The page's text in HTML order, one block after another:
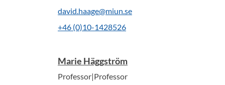
david.haage@miun.se
+46 (0)10-1428526
Marie Häggström
Professor|Professor